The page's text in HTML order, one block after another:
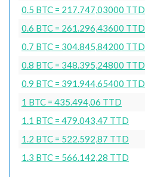
0.5 BTC = 217.747,03000 TTD
0.6 BTC = 261.296,43600 TTD
0.7 BTC = 304.845,84200 TTD
0.8 BTC = 348.395,24800 TTD
0.9 BTC = 391.944,65400 TTD
1 BTC = 435.494,06 TTD
1.1 BTC = 479.043,47 TTD
1.2 BTC = 522.592,87 TTD
1.3 BTC = 566.142,28 TTD